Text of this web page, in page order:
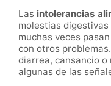
Las intolerancias
molestias
muchas veces
con otros
diarrea, cansancio
algunas de las